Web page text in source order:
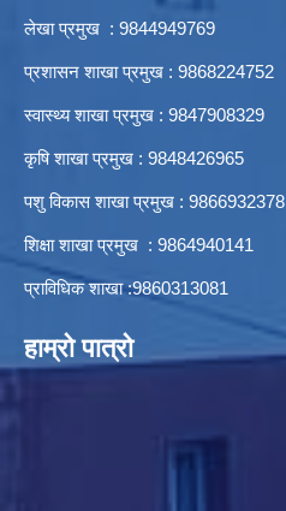
लेखा प्रमुख : 9844949769
प्रशासन शाखा प्रमुख : 9868224752
स्वास्थ्य शाखा प्रमुख : 9847908329
कृषि शाखा प्रमुख : 9848426965
पशु विकास शाखा प्रमुख : 9866932378
शिक्षा शाखा प्रमुख : 9864940141
प्राविधिक शाखा :9860313081
हाम्रो पात्रो